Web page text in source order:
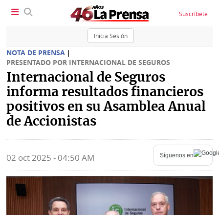
Inicia Sesión
Suscríbete
SECCIONES
Portada
Judiciales
Política
BBC
News
Ellas
Status
K
NOTA DE PRENSA |
PRESENTADO POR INTERNACIONAL DE SEGUROS
Internacional de Seguros
informa resultados financieros
positivos en su Asamblea Anual
de Accionistas
02 oct 2025 - 04:50 AM Síguenos en